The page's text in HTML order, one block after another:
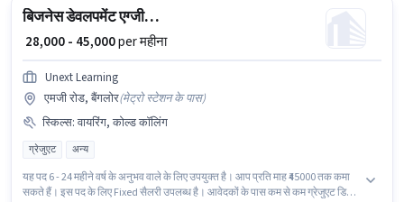
बिजनेस डेवलपमेंट एग्जीक्यूटिव
₹ 28,000 - 45,000per महीना
Unext Learning
एमजी रोड, बैंगलोर(मेट्रो स्टेशन के पास)
स्किल्स: वायरिंग, कोल्ड कॉलिंग
ग्रेजुएट अन्य
यह पद 6 - 24 महीने वर्ष के अनुभव वाले के लिए उपयुक्त है। आप प्रति माह ₹45000 तक कमा
सकते हैं। इस पद के लिए Fixed सैलरी उपलब्ध है। आवेदकों के पास कम से कम ग्रेजुएट डिग्री